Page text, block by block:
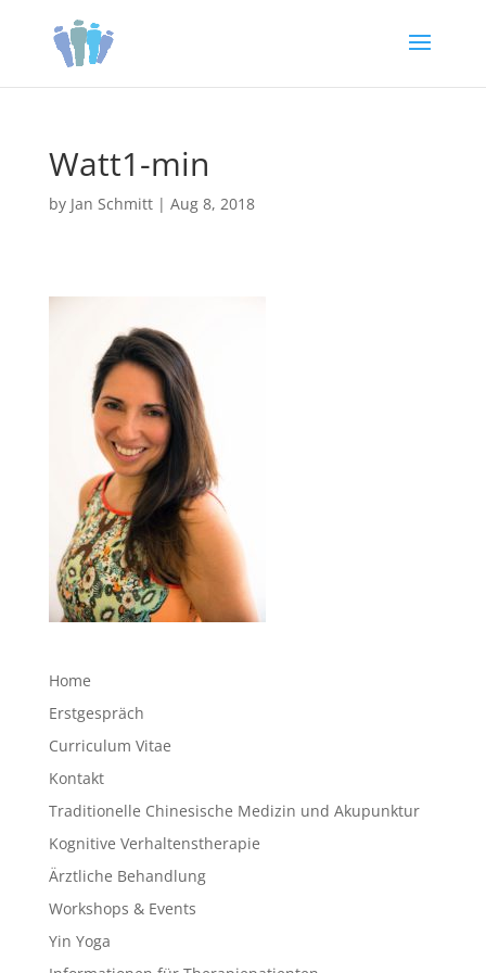
Watt1-min
by Jan Schmitt| Aug 8, 2018
Home
Erstgespräch
Curriculum Vitae
Kontakt
Traditionelle Chinesische Medizin und Akupunktur
Kognitive Verhaltenstherapie
Ärztliche Behandlung
Workshops & Events
Yin Yoga